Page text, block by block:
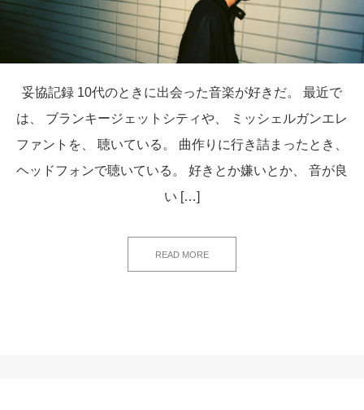
妥協記録 10代のときに出会った音楽が好きだ。 最近で
は、 ブランキージェットシティや、 ミッシェルガンエレ
ファントを、 聴いている。 曲作りに行き詰まったとき、
ヘッドフォンで聴いている。 好きとか嫌いとか、 音が良
い […]
READ MORE